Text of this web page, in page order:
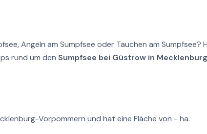
Angeln am Sumpfsee oder Tauchen am Sumpfsee?
rund um den Sumpfsee bei Güstrow in
Vorpommern und hat eine Fläche von - ha.